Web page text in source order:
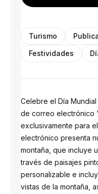
Turismo
Festividades
Celebre el Día
de correo electrónico
exclusivamente para
electrónico presenta
montaña, que incluye
través de paisajes
personalizable e
vistas de la montaña,